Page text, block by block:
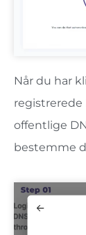
Når du har
registrerede
offentlige
bestemme